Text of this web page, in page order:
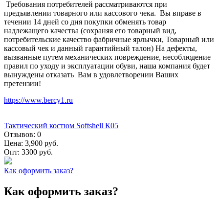
Требования потребителей рассматриваются при
предъявлении товарного или кассового чека. Вы вправе в
течении 14 дней со дня покупки обменять товар
надлежащего качества (сохраняя его товарный вид,
потребительские качество фабричные ярлычки, Товарный или
кассовый чек и данный гарантийный талон) На дефекты,
вызванные путем механических повреждение, несоблюдение
правил по уходу и эксплуатации обуви, наша компания будет
вынуждены отказать Вам в удовлетворении Ваших
претензии!
https://www.bercy1.ru
Тактический костюм Softshell К05
Отзывов: 0
Цена: 3,900 руб.
Опт: 3300 руб.
Как оформить заказ?
Как оформить заказ?